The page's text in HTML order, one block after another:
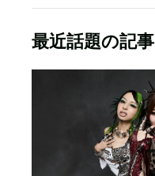
最近話題の記事